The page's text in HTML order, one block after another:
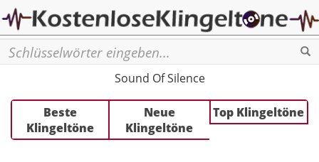
Sound Of Silence
Beste
Klingeltöne
Neue
Klingeltöne
Top Klingeltöne